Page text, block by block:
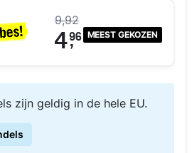
MEEST GEKOZEN
9,92
4,
96
zijn geldig in de hele EU.